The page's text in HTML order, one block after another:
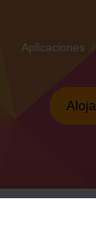
Aplicaciones